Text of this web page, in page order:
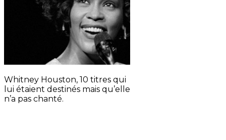
Whitney Houston, 10 titres qui
lui étaient destinés mais qu’elle
n’a pas chanté.